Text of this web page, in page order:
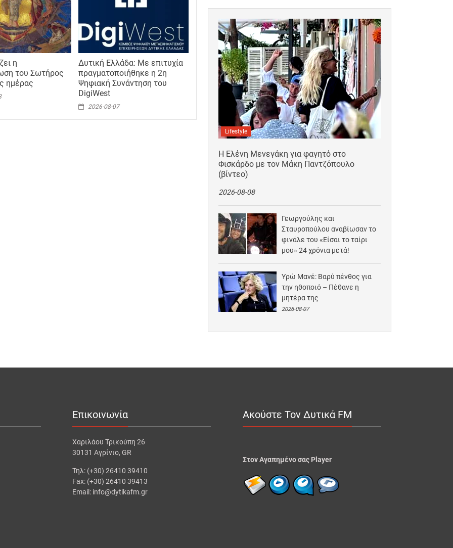
η
του Σωτήρος
ημέρας
Δυτική Ελλάδα: Με επιτυχία
πραγματοποιήθηκε η 2η
Ψηφιακή Συνάντηση του
DigiWest
2026-08-07
Lifestyle
Η Ελένη Μενεγάκη για φαγητό στο
Φισκάρδο με τον Μάκη Παντζόπουλο
(βίντεο)
2026-08-08
Γεωργούλης και
Σταυροπούλου αναβίωσαν το
φινάλε του «Είσαι το ταίρι
μου» 24 χρόνια μετά!
Υρώ Μανέ: Βαρύ πένθος για
την ηθοποιό – Πέθανε η
μητέρα της
2026-08-07
Επικοινωνία
Χαριλάου Τρικούπη 26
30131 Αγρίνιο, GR
Τηλ: (+30) 26410 39410
Fax: (+30) 26410 39413
Email: info@dytikafm.gr
Ακούστε Τον Δυτικά FM
Στον Αγαπημένο σας Player